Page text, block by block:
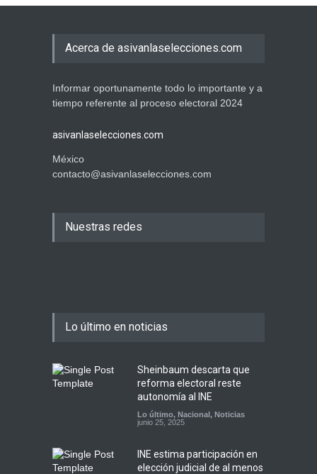
Acerca de asivanlaselecciones.com
Informar oportunamente todo lo importante y a
tiempo referente al proceso electoral 2024
asivanlaselecciones.com
México
contacto@asivanlaselecciones.com
Nuestras redes
Lo último en noticias
Sheinbaum descarta que
reforma electoral reste
autonomía al INE
Lo último, Nacional, Noticias
junio 25, 2025
INE estima participación en
elección judicial de al menos